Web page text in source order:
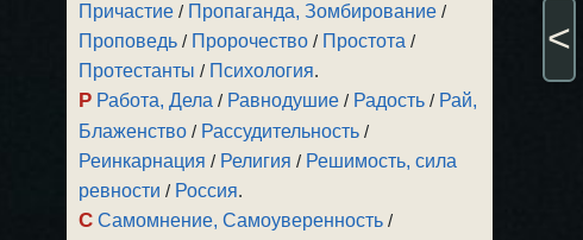
Причастие / Пропаганда, Зомбирование /
Проповедь / Пророчество / Простота /
Протестанты / Психология.
Р Работа, Дела / Равнодушие / Радость / Рай,
Блаженство / Рассудительность /
Реинкарнация / Религия / Решимость, сила
ревности / Россия.
С Самомнение, Самоуверенность /
<